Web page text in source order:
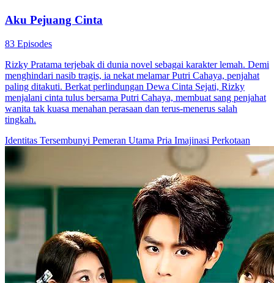
Aku Pejuang Cinta
83 Episodes
Rizky Pratama terjebak di dunia novel sebagai karakter lemah. Demi
menghindari nasib tragis, ia nekat melamar Putri Cahaya, penjahat
paling ditakuti. Berkat perlindungan Dewa Cinta Sejati, Rizky
menjalani cinta tulus bersama Putri Cahaya, membuat sang penjahat
wanita tak kuasa menahan perasaan dan terus-menerus salah
tingkah.
Identitas Tersembunyi Pemeran Utama Pria Imajinasi Perkotaan